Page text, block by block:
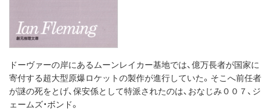
ドーヴァーの岸にあるムーンレイカー基地では、億万長者が国家に
寄付する超大型原爆ロケットの製作が進行していた。そこへ前任者
が謎の死をとげ、保安係として特派されたのは、おなじみ００７、ジ
ェームズ・ボンド。